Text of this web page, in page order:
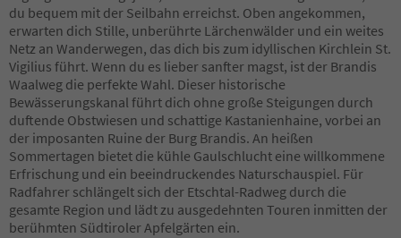
du bequem mit der Seilbahn erreichst. Oben angekommen,
erwarten dich Stille, unberührte Lärchenwälder und ein weites
Netz an Wanderwegen, das dich bis zum idyllischen Kirchlein St.
Vigilius führt. Wenn du es lieber sanfter magst, ist der Brandis
Waalweg die perfekte Wahl. Dieser historische
Bewässerungskanal führt dich ohne große Steigungen durch
duftende Obstwiesen und schattige Kastanienhaine, vorbei an
der imposanten Ruine der Burg Brandis. An heißen
Sommertagen bietet die kühle Gaulschlucht eine willkommene
Erfrischung und ein beeindruckendes Naturschauspiel. Für
Radfahrer schlängelt sich der Etschtal-Radweg durch die
gesamte Region und lädt zu ausgedehnten Touren inmitten der
berühmten Südtiroler Apfelgärten ein.